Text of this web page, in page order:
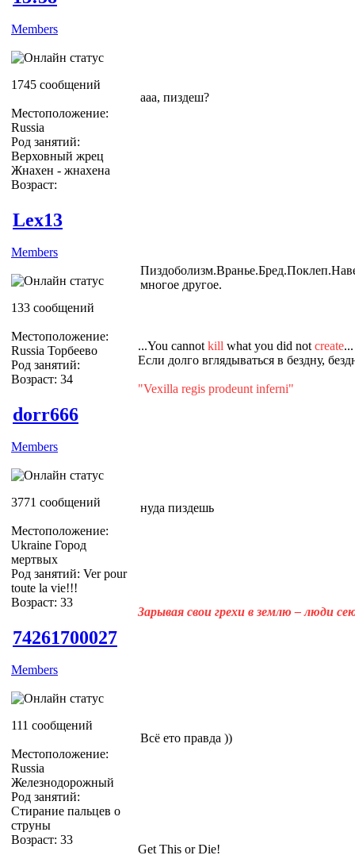
Members
1745 сообщений
Местоположение:
Russia
Род занятий:
Верховный жрец
Жнахен - жнахена
Возраст:
ааа, пиздеш?
Lex13
Members
133 сообщений
Местоположение:
Russia Торбеево
Род занятий:
Возраст: 34
многое другое.
...You cannot kill what you did not create...
Если долго вглядываться в бездну,
"Vexilla regis prodeunt inferni"
dorr666
Members
3771 сообщений
Местоположение:
Ukraine Город
мертвых
Род занятий: Ver pour
toute la vie!!!
Возраст: 33
нуда пиздешь
Зарывая свои грехи в землю – люди
74261700027
Members
111 сообщений
Местоположение:
Russia
Железнодорожный
Род занятий:
Стирание пальцев о
струны
Возраст: 33
Всё ето правда ))
Get This or Die!